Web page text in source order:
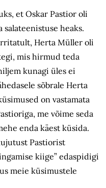
et Oskar Pastior oli
heaks.
Herta Müller oli
mis hirmud teda
kunagi üles ei
sõbrale Herta
on vastamata
me võime seda
enda käest küsida.
Pastiorist
kiige” edaspidigi
meie küsimustele